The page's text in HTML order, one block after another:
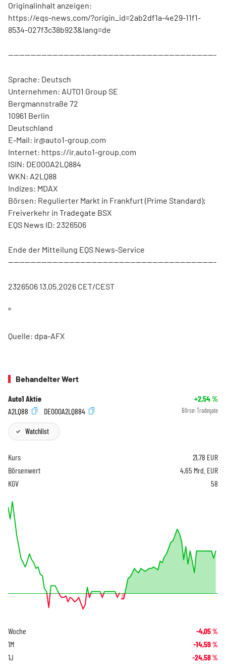
Originalinhalt anzeigen:
https://eqs-news.com/?origin_id=2ab2df1a-4e29-11f1-
8534-027f3c38b923&lang=de
---------------------------------------------------------------------------
Sprache: Deutsch
Unternehmen: AUTO1 Group SE
Bergmannstraße 72
10961 Berlin
Deutschland
E-Mail: ir@auto1-group.com
Internet: https://ir.auto1-group.com
ISIN: DE000A2LQ884
WKN: A2LQ88
Indizes: MDAX
Börsen: Regulierter Markt in Frankfurt (Prime Standard);
Freiverkehr in Tradegate BSX
EQS News ID: 2326506
Ende der Mitteilung EQS News-Service
---------------------------------------------------------------------------
2326506 13.05.2026 CET/CEST
°
Quelle: dpa-AFX
Behandelter Wert
Auto1 Aktie +2,54%
A2LQ88
DE000A2LQ884 Börse: Tradegate
Watchlist
Kurs 21,78 EUR
Börsenwert
4,65 Mrd. EUR
KGV
58
Woche -4,05%
1M -14,59%
1J -24,58%